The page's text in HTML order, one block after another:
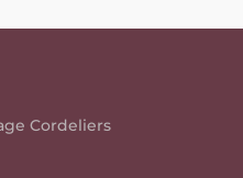
Cordeliers